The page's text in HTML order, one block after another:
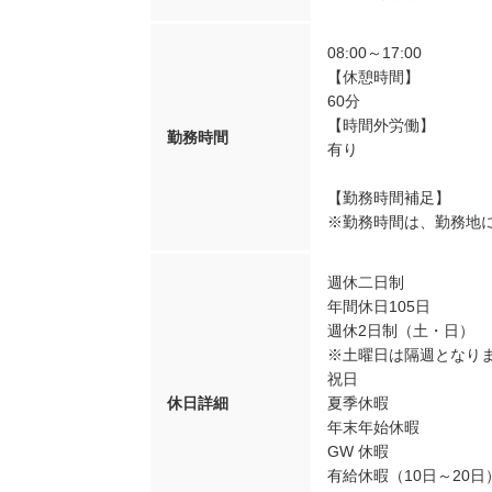
勤務時間
08:00～17:00
【休憩時間】
60分
【時間外労働】
有り
【勤務時間補足】
※勤務時間は、勤務地
休日詳細
週休二日制
年間休日105日
週休2日制（土・日）
※土曜日は隔週となりま
祝日
夏季休暇
年末年始休暇
GW 休暇
有給休暇（10日～20日）